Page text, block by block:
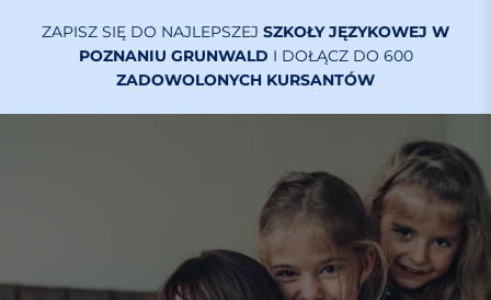
ZAPISZ SIĘ DO NAJLEPSZEJ SZKOŁY JĘZYKOWEJ W
POZNANIU GRUNWALD I DOŁĄCZ DO 600
ZADOWOLONYCH KURSANTÓW